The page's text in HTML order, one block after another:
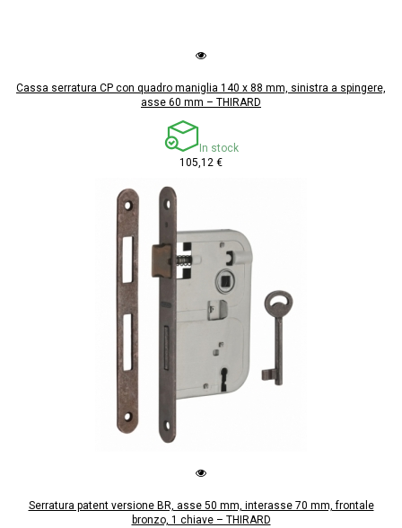
Cassa serratura CP con quadro maniglia 140 x 88 mm, sinistra a spingere,
asse 60 mm – THIRARD
In stock
105,12 €
Serratura patent versione BR, asse 50 mm, interasse 70 mm, frontale
bronzo, 1 chiave – THIRARD